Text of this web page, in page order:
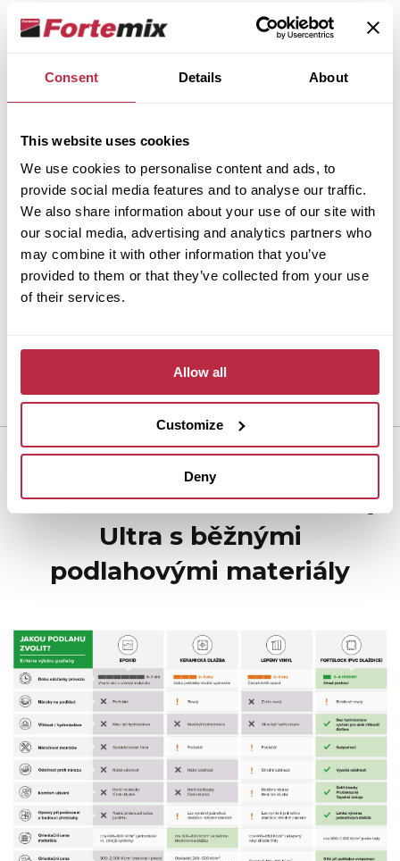
Consent Details About
This website uses cookies
We use cookies to personalise content and ads, to
provide social media features and to analyse our traffic.
We also share information about your use of our site with
our social media, advertising and analytics partners who
may combine it with other information that you’ve
provided to them or that they’ve collected from your use
of their services.
Allow all
Customize
Deny
náš krátký videonávod krok za krokem.
Pokud chcete mít instalaci naprosto bez starostí,
můžete využít naši
Rychlé porovnání možností
Srovnání Fortelock Industry
Ultra s běžnými
podlahovými materiály